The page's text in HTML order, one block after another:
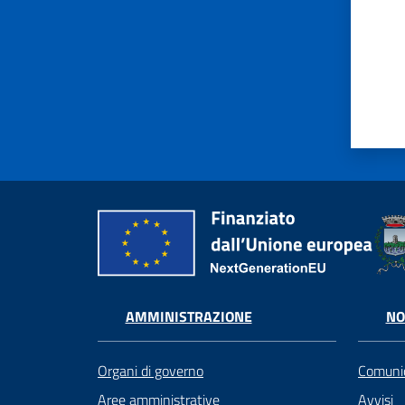
AMMINISTRAZIONE
Organi di governo
Aree amministrative
Avvisi